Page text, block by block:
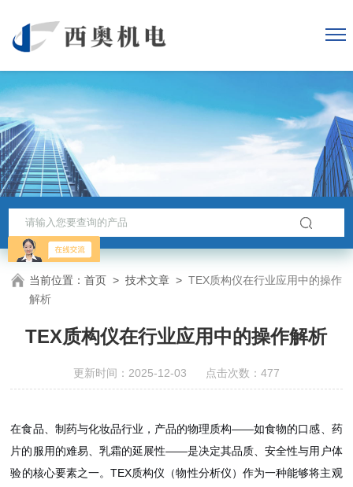
当前位置：首页 >技术文章 >TEX质构仪在行业应用中的操作
解析
TEX质构仪在行业应用中的操作解析
更新时间：2025-12-03 点击次数：477
在食品、制药与化妆品行业，产品的物理质构——如食物的口感、药
片的服用的难易、乳霜的延展性——是决定其品质、安全性与用户体
验的核心要素之一。TEX质构仪（物性分析仪）作为一种能够将主观